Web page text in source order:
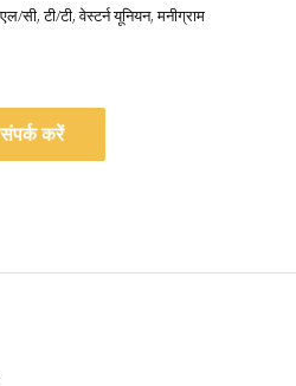
सी, टी/टी, वेस्टर्न यूनियन, मनीग्राम
करें